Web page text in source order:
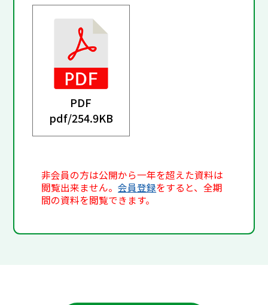
PDF
pdf/254.9KB
非会員の方は公開から一年を超えた資料は
閲覧出来ません。会員登録をすると、全期
間の資料を閲覧できます。